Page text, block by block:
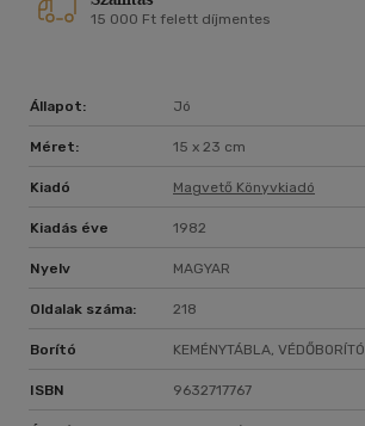
15 000 Ft felett díjmentes
Állapot: Jó
Méret: 15 x 23 cm
Kiadó Magvető Könyvkiadó
Kiadás éve 1982
Nyelv MAGYAR
Oldalak száma: 218
Borító KEMÉNYTÁBLA, VÉDŐBORÍTÓ
ISBN 9632717767